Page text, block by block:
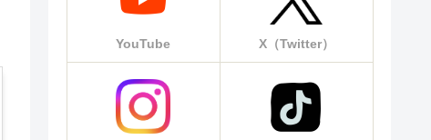
YouTube X（Twitter）